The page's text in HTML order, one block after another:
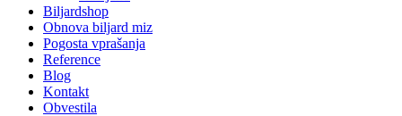
Biljardshop
Obnova biljard miz
Pogosta vprašanja
Reference
Blog
Kontakt
Obvestila